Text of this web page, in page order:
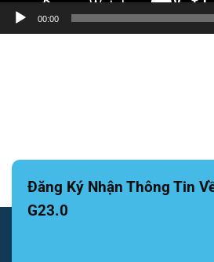
00:00
Đăng Ký Nhận Thông Tin
G23.0